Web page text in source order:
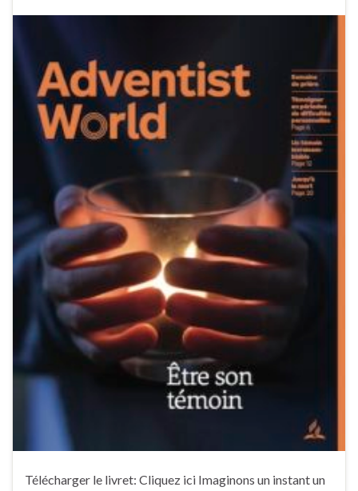
Télécharger le livret: Cliquez ici Imaginons un instant un